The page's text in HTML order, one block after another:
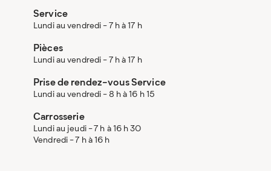
Service
Lundi au vendredi - 7 h à 17 h
Pièces
Lundi au vendredi - 7 h à 17 h
Prise de rendez-vous Service
Lundi au vendredi - 8 h à 16 h 15
Carrosserie
Lundi au jeudi - 7 h à 16 h 30
Vendredi - 7 h à 16 h